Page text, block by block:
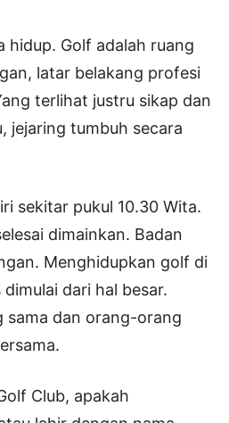
hidup. Golf adalah ruang
latar belakang profesi
terlihat justru sikap dan
jejaring tumbuh secara
sekitar pukul 10.30 Wita.
dimainkan. Badan
Menghidupkan golf di
dari hal besar.
sama dan orang-orang
Club, apakah